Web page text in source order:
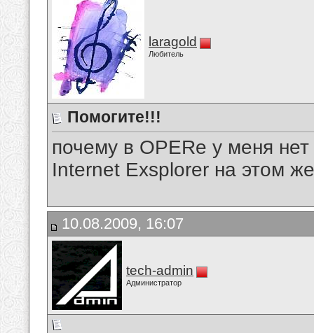
laragold
Любитель
Помогите!!!
почему в OPERe у меня
Internet Exsplorer на этом
10.08.2009, 16:07
tech-admin
Администратор